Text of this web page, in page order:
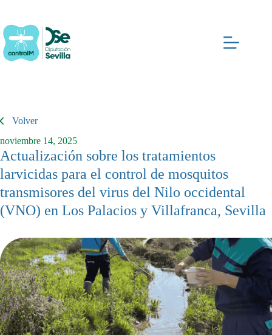
contenido
Volver
noviembre 14, 2025
Actualización sobre los tratamientos
larvicidas para el control de mosquitos
transmisores del virus del Nilo occidental
(VNO) en Los Palacios y Villafranca, Sevilla